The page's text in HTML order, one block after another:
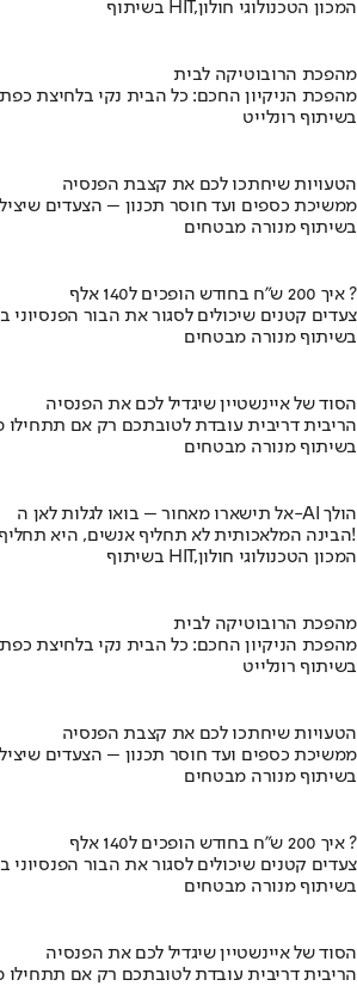
בשיתוף HIT,המכון הטכנולוגי חולון
מהפכת הרובוטיקה לבית
מהפכת הניקיון החכם: כל הבית נקי בלחיצת
בשיתוף רונלייט
הטעויות שיחתכו לכם את קצבת הפנסיה
ממשיכת כספים ועד חוסר תכנון – הצעדים
בשיתוף מנורה מבטחים
איך 200 ש"ח בחודש הופכים ל140 אלף ?
צעדים קטנים שיכולים לסגור את הבור הפנסיוני
בשיתוף מנורה מבטחים
הסוד של איינשטיין שיגדיל לכם את הפנסיה
הריבית דריבית עובדת לטובתכם רק אם תתחילו
בשיתוף מנורה מבטחים
אל תישארו מאחור – בואו לגלות לאן ה-AI הולך
הבינה המלאכותית לא תחליף אנשים, היא תחליף את מי שלא משתמש בה!
בשיתוף HIT,המכון הטכנולוגי חולון
מהפכת הרובוטיקה לבית
מהפכת הניקיון החכם: כל הבית נקי בלחיצת
בשיתוף רונלייט
הטעויות שיחתכו לכם את קצבת הפנסיה
ממשיכת כספים ועד חוסר תכנון – הצעדים
בשיתוף מנורה מבטחים
איך 200 ש"ח בחודש הופכים ל140 אלף ?
צעדים קטנים שיכולים לסגור את הבור הפנסיוני
בשיתוף מנורה מבטחים
הסוד של איינשטיין שיגדיל לכם את הפנסיה
הריבית דריבית עובדת לטובתכם רק אם תתחילו